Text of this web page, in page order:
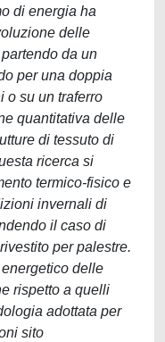
di energia ha
delle
da un
per una doppia
o su un traferro
quantitativa delle
di tessuto di
ricerca si
termico-fisico e
invernali di
il caso di
per palestre.
delle
rispetto a quelli
adottata per
sito